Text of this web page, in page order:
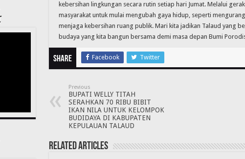
kebersihan lingkungan secara rutin setiap hari Jumat. Melalui
masyarakat untuk mulai mengubah gaya hidup, seperti
menjaga kebersihan ruang publik. Mari kita jadikan Talaud yang
budaya yang kita bangun bersama demi masa depan Bumi
Share Facebook Twitter
Previous
BUPATI WELLY TITAH
SERAHKAN 70 RIBU BIBIT
IKAN NILA UNTUK KELOMPOK
BUDIDAYA DI KABUPATEN
KEPULAUAN TALAUD
Related Articles